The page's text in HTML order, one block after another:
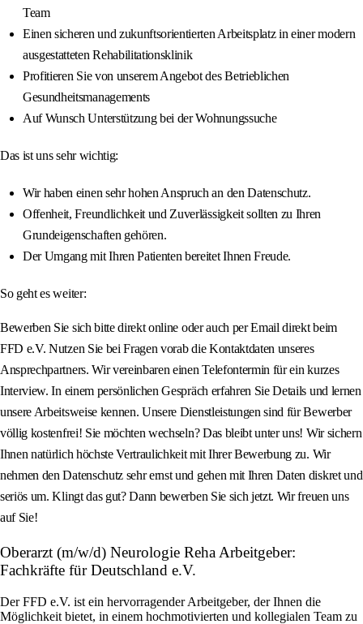
Team
Einen sicheren und zukunftsorientierten Arbeitsplatz in einer modern
ausgestatteten Rehabilitationsklinik
Profitieren Sie von unserem Angebot des Betrieblichen
Gesundheitsmanagements
Auf Wunsch Unterstützung bei der Wohnungssuche
Das ist uns sehr wichtig:
Wir haben einen sehr hohen Anspruch an den Datenschutz.
Offenheit, Freundlichkeit und Zuverlässigkeit sollten zu Ihren
Grundeigenschaften gehören.
Der Umgang mit Ihren Patienten bereitet Ihnen Freude.
So geht es weiter:
Bewerben Sie sich bitte direkt online oder auch per Email direkt beim
FFD e.V. Nutzen Sie bei Fragen vorab die Kontaktdaten unseres
Ansprechpartners. Wir vereinbaren einen Telefontermin für ein kurzes
Interview. In einem persönlichen Gespräch erfahren Sie Details und lernen
unsere Arbeitsweise kennen. Unsere Dienstleistungen sind für Bewerber
völlig kostenfrei! Sie möchten wechseln? Das bleibt unter uns! Wir sichern
Ihnen natürlich höchste Vertraulichkeit mit Ihrer Bewerbung zu. Wir
nehmen den Datenschutz sehr ernst und gehen mit Ihren Daten diskret und
seriös um. Klingt das gut? Dann bewerben Sie sich jetzt. Wir freuen uns
auf Sie!
Oberarzt (m/w/d) Neurologie Reha Arbeitgeber:
Fachkräfte für Deutschland e.V.
Der FFD e.V. ist ein hervorragender Arbeitgeber, der Ihnen die
Möglichkeit bietet, in einem hochmotivierten und kollegialen Team zu